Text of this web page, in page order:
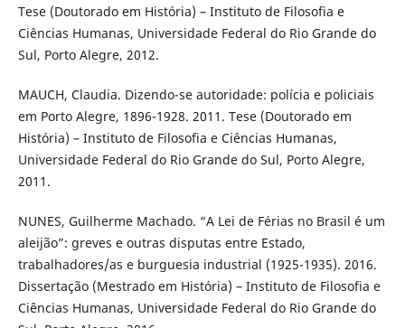
Tese (Doutorado em História) – Instituto de Filosofia e
Ciências Humanas, Universidade Federal do Rio Grande do
Sul, Porto Alegre, 2012.
MAUCH, Claudia. Dizendo-se autoridade: polícia e policiais
em Porto Alegre, 1896-1928. 2011. Tese (Doutorado em
História) – Instituto de Filosofia e Ciências Humanas,
Universidade Federal do Rio Grande do Sul, Porto Alegre,
2011.
NUNES, Guilherme Machado. “A Lei de Férias no Brasil é um
aleijão”: greves e outras disputas entre Estado,
trabalhadores/as e burguesia industrial (1925-1935). 2016.
Dissertação (Mestrado em História) – Instituto de Filosofia e
Ciências Humanas, Universidade Federal do Rio Grande do